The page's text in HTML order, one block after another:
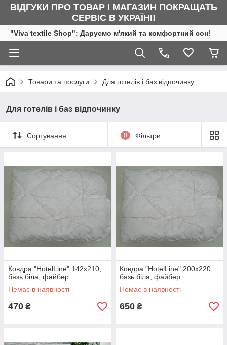
ВІДГУКИ ПРО ТОВАР І МАГАЗИН ПОКРАЩАТЬ
СЕРВІС В УКРАЇНІ!
"Viva textile Shop": Даруємо м'який та комфортний сон!
Товари та послуги Для готелів і баз відпочинку
Для готелів і баз відпочинку
Сортування 0 Фільтри
Ковдра "HotelLine" 142х210,
бязь біла, файбер
Немає в наявності
470 ₴
Ковдра "HotelLine" 200х220,
бязь біла, файбер
Немає в наявності
650 ₴